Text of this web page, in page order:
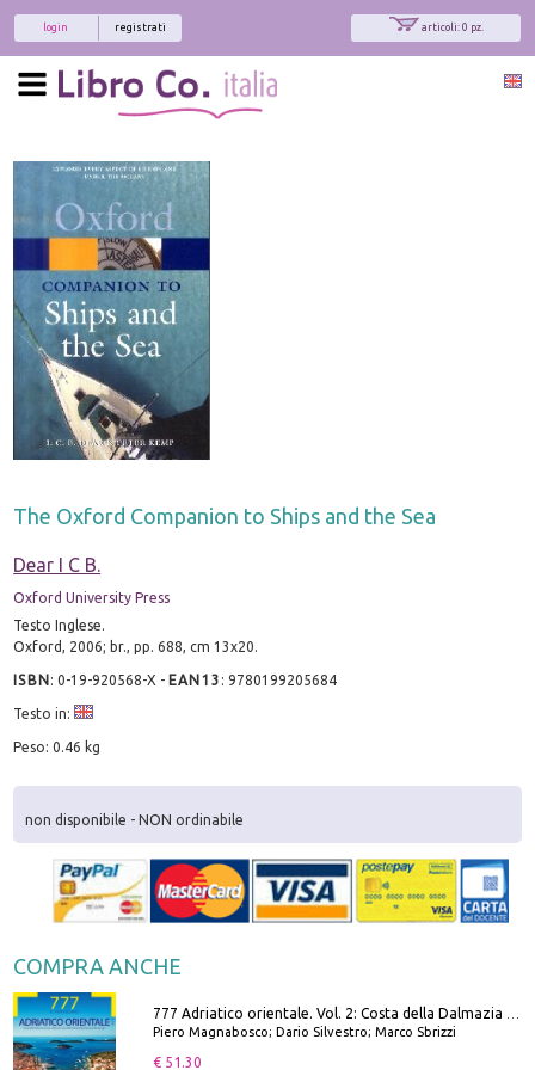
articoli: 0 pz.
registrati
login
The Oxford Companion to Ships and the Sea
Dear I C B.
Oxford University Press
Testo Inglese.
Oxford, 2006; br., pp. 688, cm 13x20.
ISBN:0-19-920568-X - EAN13 :9780199205684
Testo in:
Peso: 0.46 kg
non disponibile - NON ordinabile
COMPRA ANCHE
Piero Magnabosco; Dario Silvestro; Marco Sbrizzi
€ 51.30